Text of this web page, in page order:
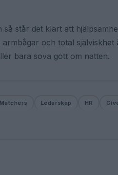
står det klart att
armbågar och total
bara sova gott om natten.
Matchers Ledarskap HR